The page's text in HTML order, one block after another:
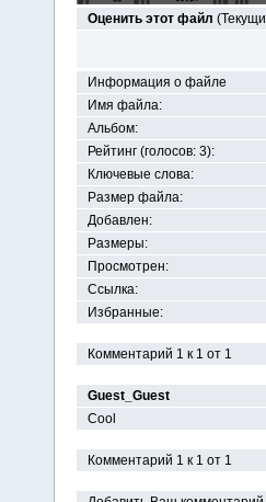
Оценить этот файл
Информация о файле
Имя файла:
Альбом:
Рейтинг (голосов: 3):
Ключевые слова:
Размер файла:
Добавлен:
Размеры:
Просмотрен:
Ссылка:
Избранные:
Комментарий 1 к 1 от 1
Guest_Guest
Cool
Комментарий 1 к 1 от 1